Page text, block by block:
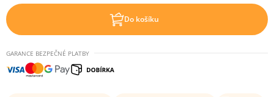
Do košíku
GARANCE BEZPEČNÉ PLATBY